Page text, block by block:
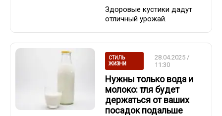
Здоровые кустики дадут
отличный урожай.
СТИЛЬ
ЖИЗНИ
28.04.2025 /
11:30
Нужны только вода и
молоко: тля будет
держаться от ваших
посадок подальше